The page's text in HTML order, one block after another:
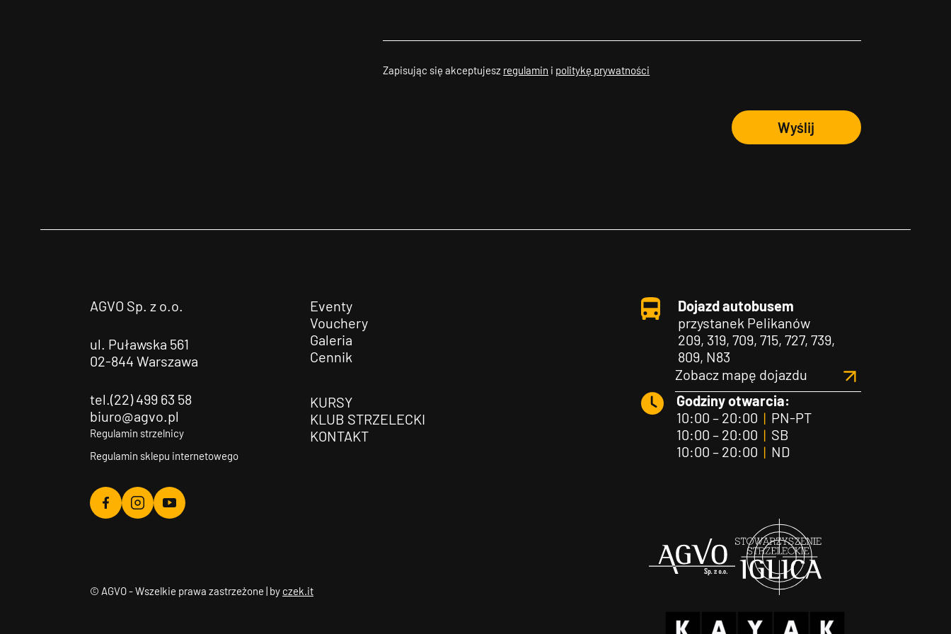
Zapisując się akceptujesz regulamin i politykę prywatności
Wyślij
AGVO Sp. z o.o.
ul. Puławska 561
02-844 Warszawa
tel.(22) 499 63 58
biuro@agvo.pl
Regulamin strzelnicy
Regulamin sklepu internetowego
Agvo
Agvo
Agvo
Eventy
Vouchery
Galeria
Cennik
KURSY
KLUB STRZELECKI
KONTAKT
Dojazd autobusem
przystanek Pelikanów
209, 319, 709, 715, 727, 739,
809, N83
Zobacz mapę dojazdu
Godziny otwarcia:
10:00 – 20:00 |PN-PT
10:00 – 20:00 |SB
10:00 – 20:00 |ND
© AGVO - Wszelkie prawa zastrzeżone | by czek.it
Agvo Iglica